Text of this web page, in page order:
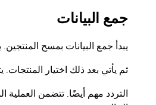
جمع البيانات
يبدأ جمع البيانات بمسح
ثم يأتي بعد ذلك اختيار
التردد مهم أيضًا. تتضمن